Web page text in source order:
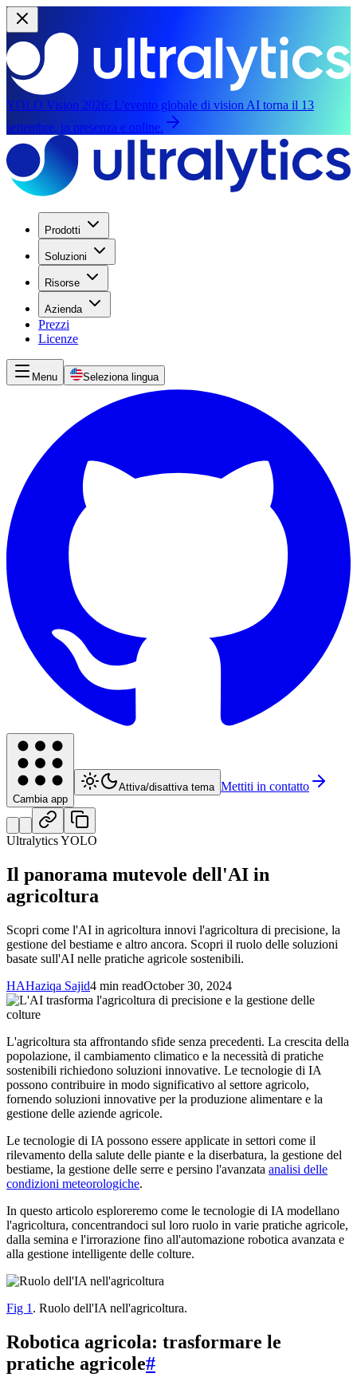
YOLO Vision 2026: L'evento globale di vision AI torna il 13
settembre, in presenza e online.
Prodotti
Soluzioni
Risorse
Azienda
Prezzi
Licenze
Menu Seleziona lingua
Cambia app
Attiva/disattiva tema Mettiti in contatto
Ultralytics YOLO
Il panorama mutevole dell'AI in
agricoltura
Scopri come l'AI in agricoltura innovi l'agricoltura di precisione, la
gestione del bestiame e altro ancora. Scopri il ruolo delle soluzioni
basate sull'AI nelle pratiche agricole sostenibili.
HAHaziqa Sajid4 min readOctober 30, 2024
L'agricoltura sta affrontando sfide senza precedenti. La crescita della
popolazione, il cambiamento climatico e la necessità di pratiche
sostenibili richiedono soluzioni innovative. Le tecnologie di IA
possono contribuire in modo significativo al settore agricolo,
fornendo soluzioni innovative per la produzione alimentare e la
gestione delle aziende agricole.
Le tecnologie di IA possono essere applicate in settori come il
rilevamento della salute delle piante e la diserbatura, la gestione del
bestiame, la gestione delle serre e persino l'avanzata analisi delle
condizioni meteorologiche.
In questo articolo esploreremo come le tecnologie di IA modellano
l'agricoltura, concentrandoci sul loro ruolo in varie pratiche agricole,
dalla semina e l'irrorazione fino all'automazione robotica avanzata e
alla gestione intelligente delle colture.
Fig 1 . Ruolo dell'IA nell'agricoltura.
Robotica agricola: trasformare le
pratiche agricole#